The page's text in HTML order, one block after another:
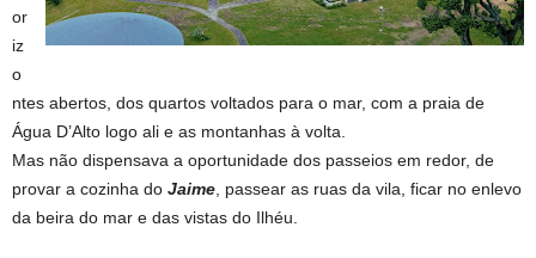
or
iz
o
ntes abertos, dos quartos voltados para o mar, com a praia de
Água D’Alto logo ali e as montanhas à volta.
Mas não dispensava a oportunidade dos passeios em redor, de
provar a cozinha do Jaime , passear as ruas da vila, ficar no enlevo
da beira do mar e das vistas do Ilhéu.